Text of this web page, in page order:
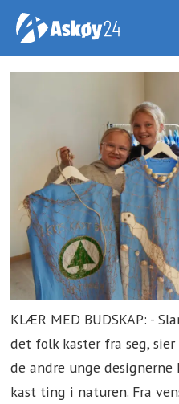
KLÆR MED BUDSKAP: -
det folk kaster fra seg, sier
de andre unge
kast ting i naturen. Fra